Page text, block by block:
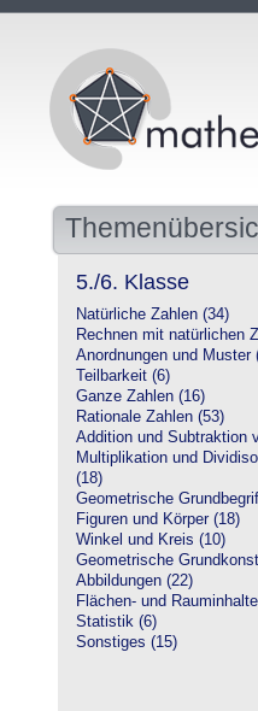
5./6. Klasse
Natürliche Zahlen (34)
Rechnen mit natürlichen
Anordnungen und Muster
Teilbarkeit (6)
Ganze Zahlen (16)
Rationale Zahlen (53)
Addition und Subtraktion
Multiplikation und
(18)
Geometrische
Figuren und Körper (18)
Winkel und Kreis (10)
Geometrische
Abbildungen (22)
Flächen- und
Statistik (6)
Sonstiges (15)